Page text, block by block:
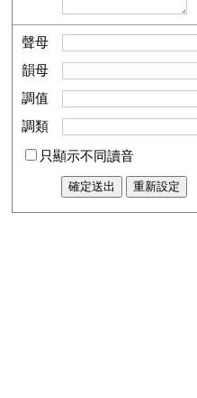
聲母
韻母
調值
調類
只顯示不同讀音